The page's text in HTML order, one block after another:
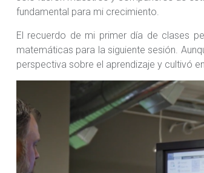
fundamental para mi crecimiento.
El recuerdo de mi primer día de clases
matemáticas para la siguiente sesión.
perspectiva sobre el aprendizaje y cultivó